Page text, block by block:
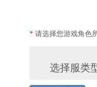
* 请选择您游戏角色
选择服类